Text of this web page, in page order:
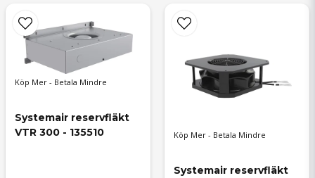
Skicka fråga
Köp Mer - Betala Mindre
Systemair reservfläkt
VTR 300 - 135510
Köp Mer - Betala Mindre
Systemair reservfläkt